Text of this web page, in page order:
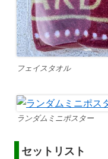
フェイスタオル
ランダムミニポスター
セットリスト